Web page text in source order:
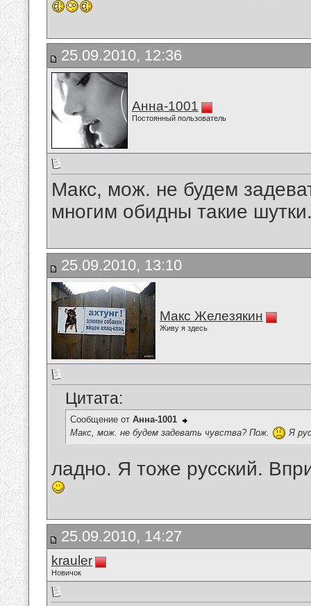
25.09.2010, 12:36
Анна-1001
Постоянный пользователь
Макс, мож. не будем
многим обидны такие
25.09.2010, 13:10
Макс Железякин
Живу я здесь
Цитата:
Сообщение от Анна-1001
Макс, мож. не будем задевать чувства? Пож.
Я
ладно. Я тоже русский.
25.09.2010, 14:27
krauler
Новичок